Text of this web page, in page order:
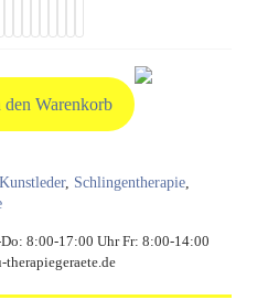
den Warenkorb
, Schlingentherapie,
8:00-17:00 Uhr Fr: 8:00-14:00